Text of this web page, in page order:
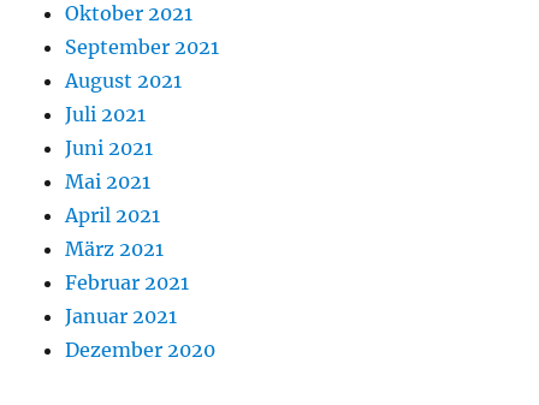
Oktober 2021
September 2021
August 2021
Juli 2021
Juni 2021
Mai 2021
April 2021
März 2021
Februar 2021
Januar 2021
Dezember 2020